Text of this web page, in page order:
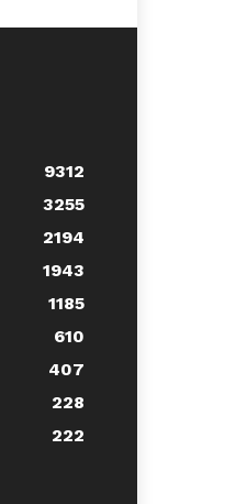
9312
3255
2194
1943
1185
610
407
228
222